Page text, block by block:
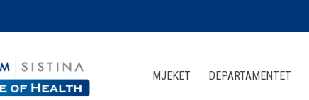
MJEKËT DEPARTAMENTET